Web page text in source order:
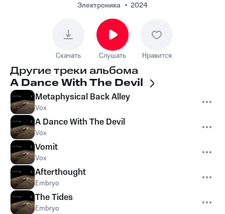
Электроника
2024
Скачать Слушать Нравится
Другие треки альбома
A Dance With The Devil
Metaphysical Back Alley
Vox
A Dance With The Devil
Vox
Vomit
Vox
Afterthought
Embryo
The Tides
Embryo